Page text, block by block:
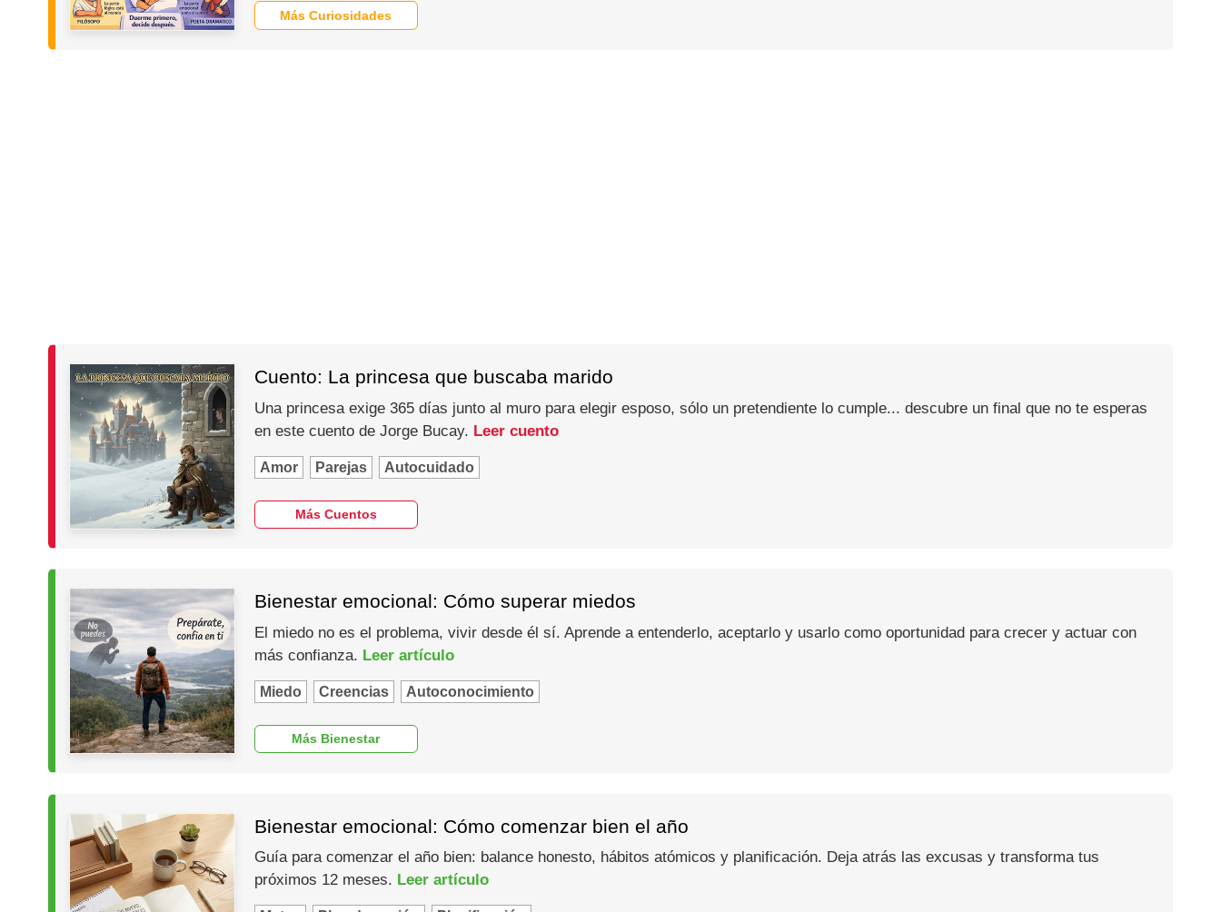
Más Curiosidades
Cuento: La princesa que buscaba marido
Una princesa exige 365 días junto al muro para elegir esposo, sólo un pretendiente lo cumple... descubre un final que no te esperas
en este cuento de Jorge Bucay. Leer cuento
Amor Parejas Autocuidado
Más Cuentos
Bienestar emocional: Cómo superar miedos
El miedo no es el problema, vivir desde él sí. Aprende a entenderlo, aceptarlo y usarlo como oportunidad para crecer y actuar con
más confianza. Leer artículo
Miedo Creencias Autoconocimiento
Más Bienestar
Bienestar emocional: Cómo comenzar bien el año
Guía para comenzar el año bien: balance honesto, hábitos atómicos y planificación. Deja atrás las excusas y transforma tus
próximos 12 meses. Leer artículo